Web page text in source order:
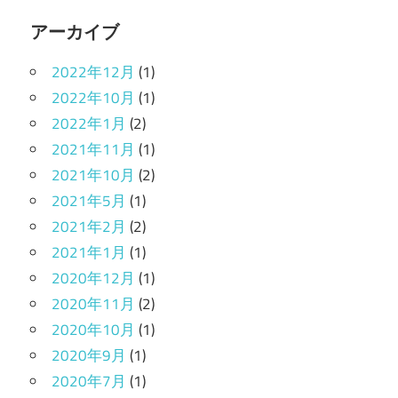
アーカイブ
2022年12月 (1)
2022年10月 (1)
2022年1月 (2)
2021年11月 (1)
2021年10月 (2)
2021年5月 (1)
2021年2月 (2)
2021年1月 (1)
2020年12月 (1)
2020年11月 (2)
2020年10月 (1)
2020年9月 (1)
2020年7月 (1)